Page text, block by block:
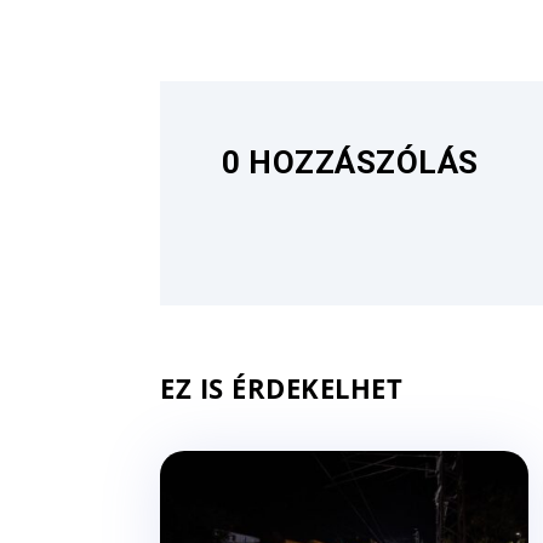
0 HOZZÁSZÓLÁS
EZ IS ÉRDEKELHET